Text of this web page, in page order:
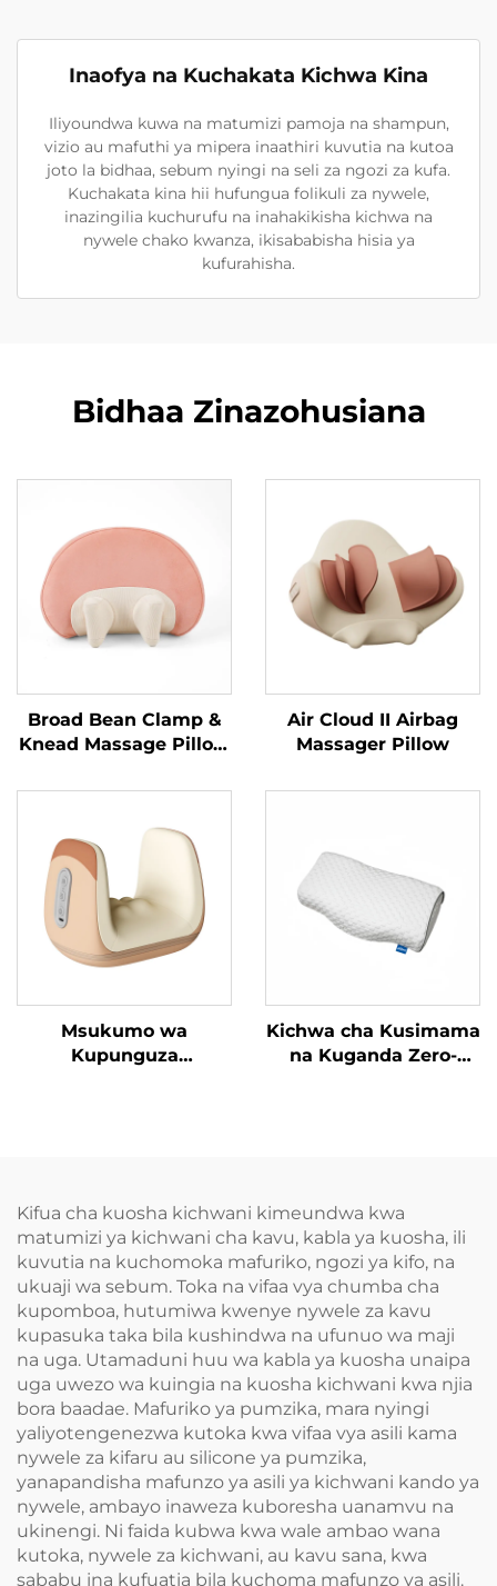
Inaofya na Kuchakata Kichwa Kina
Iliyoundwa kuwa na matumizi pamoja na shampun,
vizio au mafuthi ya mipera inaathiri kuvutia na kutoa
joto la bidhaa, sebum nyingi na seli za ngozi za kufa.
Kuchakata kina hii hufungua folikuli za nywele,
inazingilia kuchurufu na inahakikisha kichwa na
nywele chako kwanza, ikisababisha hisia ya
kufurahisha.
Bidhaa Zinazohusiana
Broad Bean Clamp &
Knead Massage Pillow
Air Cloud II Airbag
Massager Pillow
Msukumo wa
Kupunguza
Kichwa cha Kusimama
na Kuganda Zero-
Kifua cha kuosha kichwani kimeundwa kwa
matumizi ya kichwani cha kavu, kabla ya kuosha, ili
kuvutia na kuchomoka mafuriko, ngozi ya kifo, na
ukuaji wa sebum. Toka na vifaa vya chumba cha
kupomboa, hutumiwa kwenye nywele za kavu
kupasuka taka bila kushindwa na ufunuo wa maji
na uga. Utamaduni huu wa kabla ya kuosha unaipa
uga uwezo wa kuingia na kuosha kichwani kwa njia
bora baadae. Mafuriko ya pumzika, mara nyingi
yaliyotengenezwa kutoka kwa vifaa vya asili kama
nywele za kifaru au silicone ya pumzika,
yanapandisha mafunzo ya asili ya kichwani kando ya
nywele, ambayo inaweza kuboresha uanamvu na
ukinengi. Ni faida kubwa kwa wale ambao wana
kutoka, nywele za kichwani, au kavu sana, kwa
sababu ina kufuatia bila kuchoma mafunzo ya asili.